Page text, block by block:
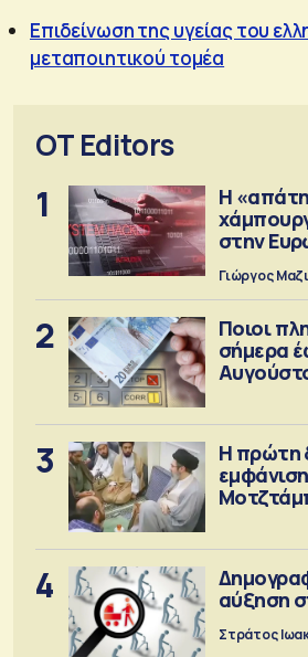
Επιδείνωση της υγείας του
μεταποιητικού τομέα
OT Editors
1
Η
στην
Γιώργος
2
Ποιοι
σήμερα
3
Η πρώτη
4
αύξηση
Στράτος